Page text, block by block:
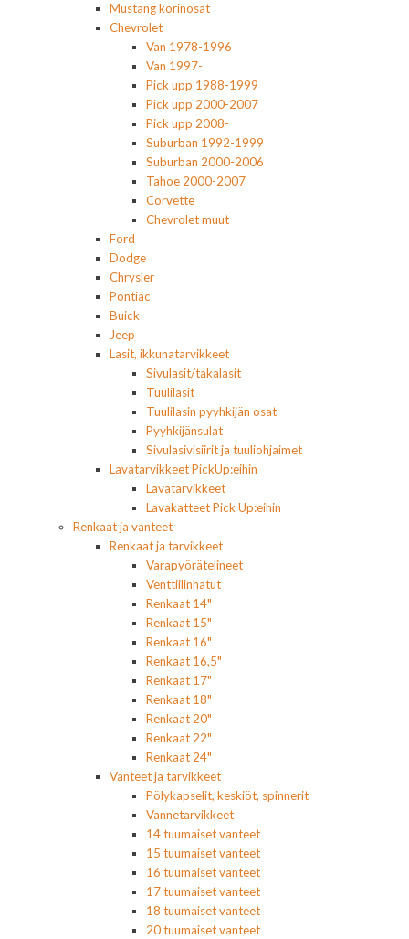
Mustang korinosat
Chevrolet
Van 1978-1996
Van 1997-
Pick upp 1988-1999
Pick upp 2000-2007
Pick upp 2008-
Suburban 1992-1999
Suburban 2000-2006
Tahoe 2000-2007
Corvette
Chevrolet muut
Ford
Dodge
Chrysler
Pontiac
Buick
Jeep
Lasit, ikkunatarvikkeet
Sivulasit/takalasit
Tuulilasit
Tuulilasin pyyhkijän osat
Pyyhkijänsulat
Sivulasivisiirit ja tuuliohjaimet
Lavatarvikkeet PickUp:eihin
Lavatarvikkeet
Lavakatteet Pick Up:eihin
Renkaat ja vanteet
Renkaat ja tarvikkeet
Varapyörätelineet
Venttiilinhatut
Renkaat 14"
Renkaat 15"
Renkaat 16"
Renkaat 16,5"
Renkaat 17"
Renkaat 18"
Renkaat 20"
Renkaat 22"
Renkaat 24"
Vanteet ja tarvikkeet
Pölykapselit, keskiöt, spinnerit
Vannetarvikkeet
14 tuumaiset vanteet
15 tuumaiset vanteet
16 tuumaiset vanteet
17 tuumaiset vanteet
18 tuumaiset vanteet
20 tuumaiset vanteet